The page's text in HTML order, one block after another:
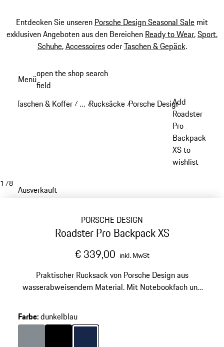
Entdecken Sie unseren Porsche Design Seasonal Sale mit
exklusiven Angeboten aus den Bereichen Ready to Wear,Sport,
Schuhe,AccessoiresoderTaschen & Gepäck.
Hauptinhalt
Menüopen the shop search
field
Taschen & Koffer / …
Reveal collapsed breadcrumb items
/Rucksäcke /Porsche Design Rucksäcke
Add
Roadster
Pro
Backpack
XS to
wishlist
1 /8
Ausverkauft
PORSCHE DESIGN
Roadster Pro Backpack XS
€ 339,00 inkl. MwSt
Praktischer Rucksack von Porsche Design aus
wasserabweisendem Material. Mit Notebookfach und
Farbe:dunkelblau